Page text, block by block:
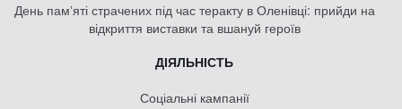
День памʼяті страчених під час теракту в Оленівці: прийди на
відкриття виставки та вшануй героїв
ДІЯЛЬНІСТЬ
Соціальні кампанії